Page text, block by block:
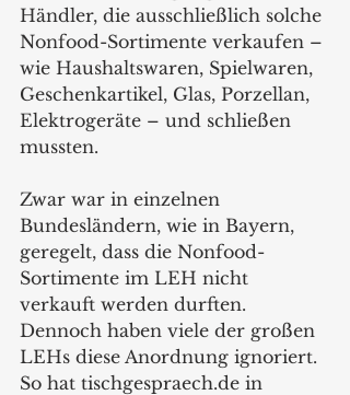
Händler, die ausschließlich solche
Nonfood-Sortimente verkaufen –
wie Haushaltswaren, Spielwaren,
Geschenkartikel, Glas, Porzellan,
Elektrogeräte – und schließen
mussten.
Zwar war in einzelnen
Bundesländern, wie in Bayern,
geregelt, dass die Nonfood-
Sortimente im LEH nicht
verkauft werden durften.
Dennoch haben viele der großen
LEHs diese Anordnung ignoriert.
So hat tischgespraech.de in